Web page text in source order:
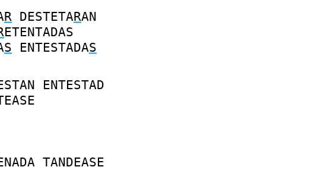
R DESTETARAN
ETENTADAS
S ENTESTADAS
ENTESTAD
TANDEASE